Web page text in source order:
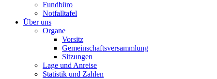
Fundbüro
Notfalltafel
Über uns
Organe
Vorsitz
Gemeinschaftsversammlung
Sitzungen
Lage und Anreise
Statistik und Zahlen